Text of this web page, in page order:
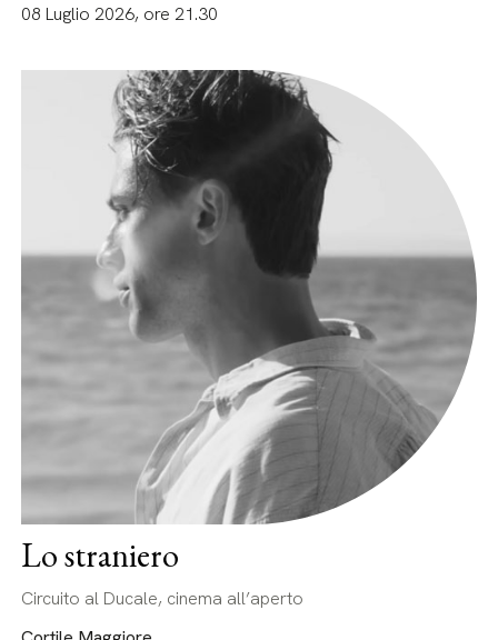
08 Luglio 2026, ore 21.30
Lo straniero
Circuito al Ducale, cinema all’aperto